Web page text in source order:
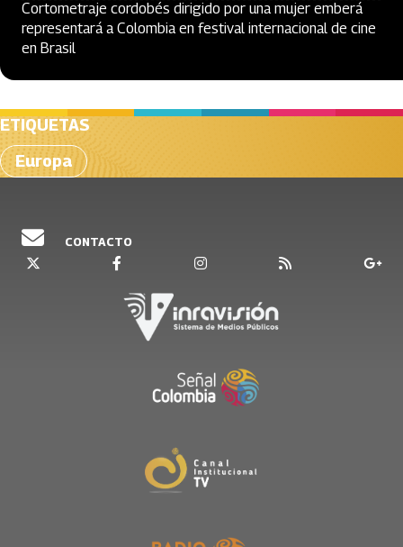
Cortometraje cordobés dirigido por una mujer emberá
representará a Colombia en festival internacional de cine
en Brasil
ETIQUETAS
Europa
CONTACTO